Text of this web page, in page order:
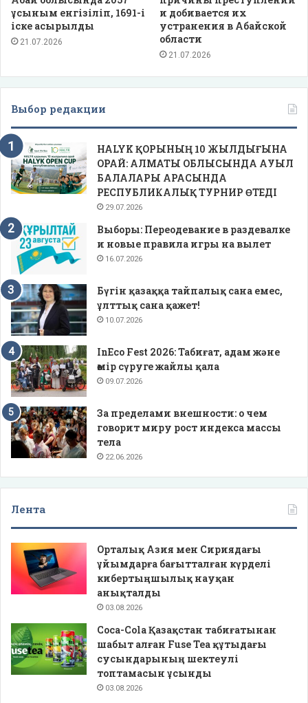
ұсыным енгізіліп, 1691-і
іске асырылды
21.07.2026
и добивается их
устранения в Абайской
области
21.07.2026
Выбор редакции
HALYK ҚОРЫНЫҢ 10 ЖЫЛДЫҒЫНА
ОРАЙ: АЛМАТЫ ОБЛЫСЫНДА АУЫЛ
БАЛАЛАРЫ АРАСЫНДА
РЕСПУБЛИКАЛЫҚ ТУРНИР ӨТЕДІ
29.07.2026
Выборы: Переодевание в раздевалке
и новые правила игры на вылет
16.07.2026
Бүгін қазаққа тайпалық сана емес,
ұлттық сана қажет!
10.07.2026
InEco Fest 2026: Табиғат, адам және
өмір сүруге жайлы қала
09.07.2026
За пределами внешности: о чем
говорит миру рост индекса массы
тела
22.06.2026
Лента
Орталық Азия мен Сириядағы
ұйымдарға бағытталған күрделі
кибертыңшылық науқан
анықталды
03.08.2026
Coca-Cola Қазақстан табиғатынан
шабыт алған Fuse Tea құтыдағы
сусындарының шектеулі
топтамасын ұсынды
03.08.2026